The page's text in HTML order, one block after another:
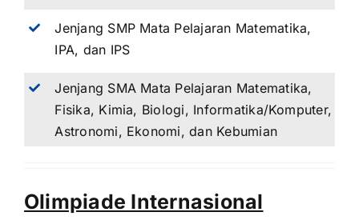
Jenjang SMP Mata Pelajaran Matematika,
IPA, dan IPS
Jenjang SMA Mata Pelajaran Matematika,
Fisika, Kimia, Biologi, Informatika/Komputer,
Astronomi, Ekonomi, dan Kebumian
Olimpiade Internasional